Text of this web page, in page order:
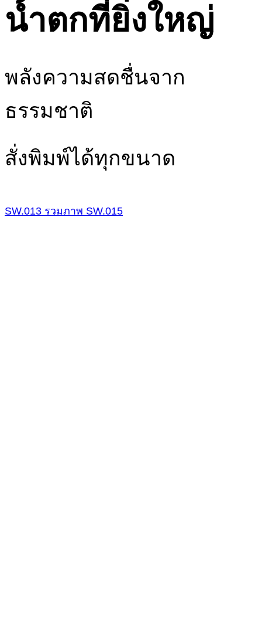
น้ำตกที่ยิ่งใหญ่
พลังความสดชื่นจาก
ธรรมชาติ
สั่งพิมพ์ได้ทุกขนาด
SW.013 รวมภาพ SW.015